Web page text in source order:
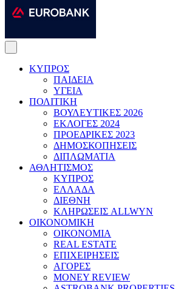
ΚΥΠΡΟΣ
ΠΑΙΔΕΙΑ
ΥΓΕΙΑ
ΠΟΛΙΤΙΚΗ
ΒΟΥΛΕΥΤΙΚΕΣ 2026
ΕΚΛΟΓΕΣ 2024
ΠΡΟΕΔΡΙΚΕΣ 2023
ΔΗΜΟΣΚΟΠΗΣΕΙΣ
ΔΙΠΛΩΜΑΤΙΑ
ΑΘΛΗΤΙΣΜΟΣ
ΚΥΠΡΟΣ
ΕΛΛΑΔΑ
ΔΙΕΘΝΗ
ΚΛΗΡΩΣΕΙΣ ALLWYN
ΟΙΚΟΝΟΜΙΚΗ
ΟΙΚΟΝΟΜΙΑ
REAL ESTATE
ΕΠΙΧΕΙΡΗΣΕΙΣ
ΑΓΟΡΕΣ
MONEY REVIEW